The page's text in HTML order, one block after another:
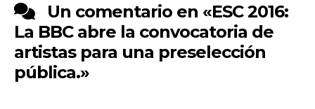
Un comentario en «ESC 2016:
La BBC abre la convocatoria de
artistas para una preselección
pública.»